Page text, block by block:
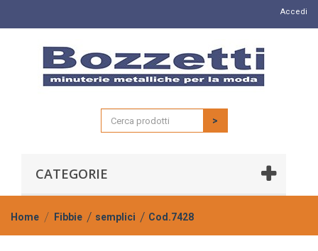
Accedi
>
CATEGORIE
Home Fibbie semplici Cod.7428